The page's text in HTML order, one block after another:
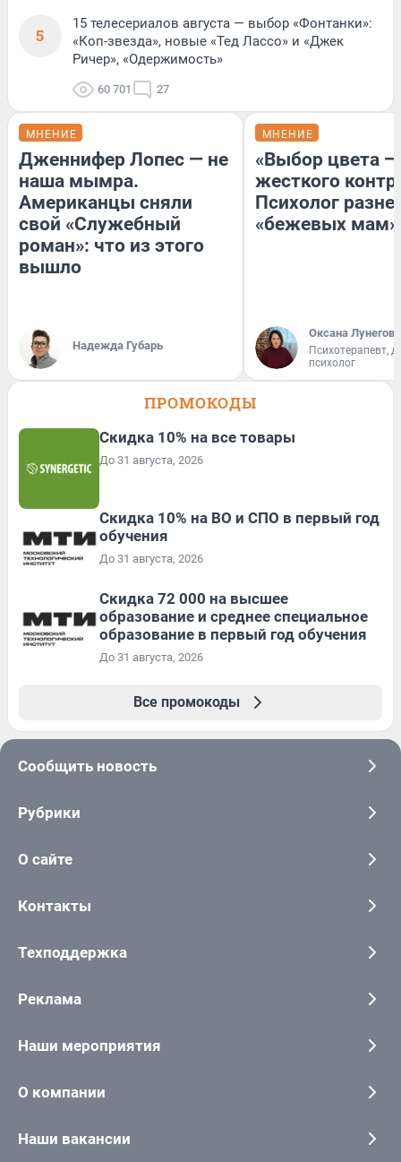
5
15 телесериалов августа — выбор «Фонтанки»:
«Коп-звезда», новые «Тед Лассо» и «Джек
Ричер», «Одержимость»
60 701 27
МНЕНИЕ
Дженнифер Лопес — не
наша мымра.
Американцы сняли
свой «Служебный
роман»: что из этого
вышло
Надежда Губарь
МНЕНИЕ
«Выбор цвета —
жесткого
Психолог
«бежевых мам»
Оксана Лунегова
Психотерапевт,
психолог
ПРОМОКОДЫ
Скидка 10% на все товары
До 31 августа, 2026
Скидка 10% на ВО и СПО в первый год
обучения
До 31 августа, 2026
Скидка 72 000 на высшее
образование и среднее специальное
образование в первый год обучения
До 31 августа, 2026
Все промокоды
Сообщить новость
Рубрики
О сайте
Контакты
Техподдержка
Реклама
Наши мероприятия
О компании
Наши вакансии